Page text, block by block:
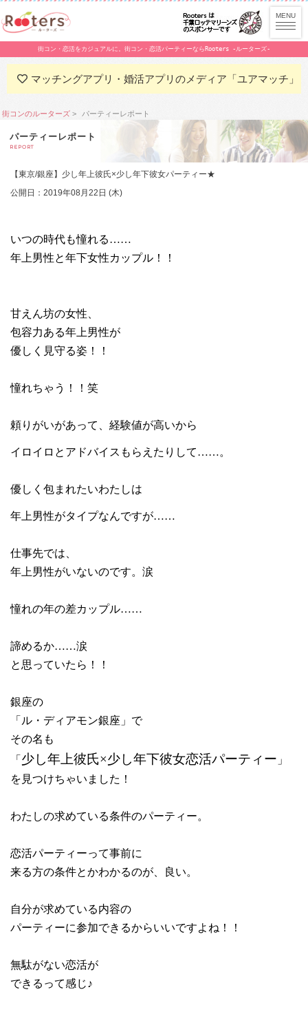
街コン・恋活をカジュアルに。街コン・恋活パーティーならRooters -ルーターズ-
マッチングアプリ・婚活アプリのメディア「ユアマッチ」
街コンのルーターズ パーティーレポート
パーティーレポート
REPORT
【東京/銀座】少し年上彼氏×少し年下彼女パーティー★
公開日：2019年08月22日 (木)
いつの時代も憧れる……
年上男性と年下女性カップル！！
甘えん坊の女性、
包容力ある年上男性が
優しく見守る姿！！
憧れちゃう！！笑
頼りがいがあって、経験値が高いから
イロイロとアドバイスもらえたりして……。
優しく包まれたいわたしは
年上男性がタイプなんですが……
仕事先では、
年上男性がいないのです。涙
憧れの年の差カップル……
諦めるか……涙
と思っていたら！！
銀座の
「ル・ディアモン銀座」で
その名も
「 少し年上彼氏×少し年下彼女恋活パーティー 」
を見つけちゃいました！
わたしの求めている条件のパーティー。
恋活パーティーって事前に
来る方の条件とかわかるのが、良い。
自分が求めている内容の
パーティーに参加できるからいいですよね！！
無駄がない恋活が
できるって感じ♪